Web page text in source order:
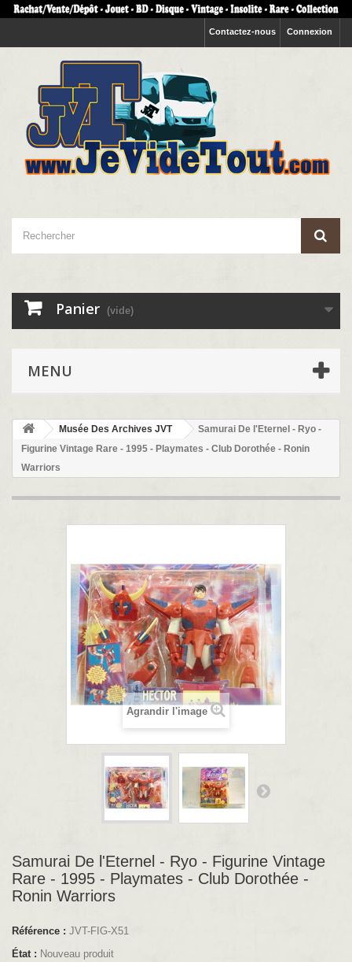
Connexion
Contactez-nous
Panier (vide)
MENU
Musée Des Archives JVT
Samurai De l'Eternel - Ryo -
Figurine Vintage Rare - 1995 - Playmates - Club Dorothée - Ronin
Warriors
Agrandir l'image
Samurai De l'Eternel - Ryo - Figurine Vintage
Rare - 1995 - Playmates - Club Dorothée -
Ronin Warriors
Référence : JVT-FIG-X51
État : Nouveau produit